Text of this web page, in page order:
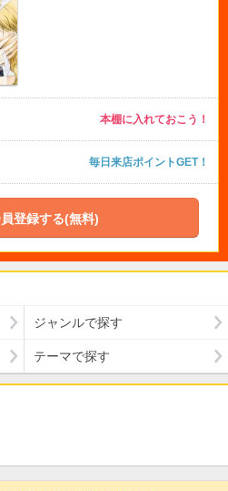
本棚に入れておこう！
毎日来店ポイントGET！
登録する(無料)
ジャンルで探す
テーマで探す